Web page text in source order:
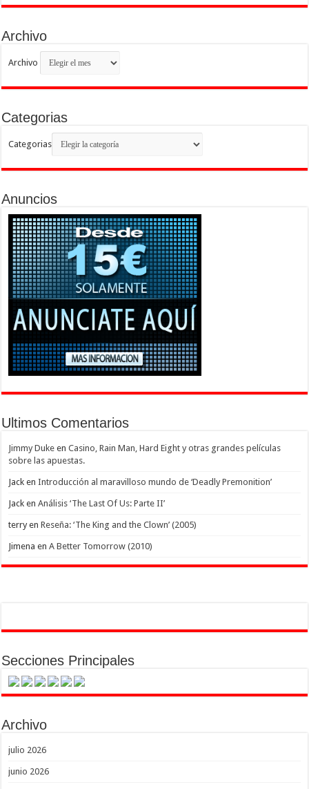
Archivo
Archivo
Categorias
Categorias
Anuncios
Ultimos Comentarios
Jimmy Duke enCasino, Rain Man, Hard Eight y otras grandes películas
sobre las apuestas.
Jack enIntroducción al maravilloso mundo de ‘Deadly Premonition’
Jack enAnálisis ‘The Last Of Us: Parte II’
terryenReseña: ‘The King and the Clown’ (2005)
Jimena enA Better Tomorrow (2010)
Secciones Principales
Archivo
julio 2026
junio 2026